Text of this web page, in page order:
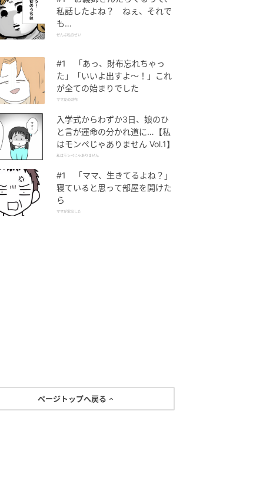
私話したよね？ ねぇ、それで
も…
ぜんぶ私のせい
#1 「あっ、財布忘れちゃっ
た」「いいよ出すよ〜！」これ
が全ての始まりでした
ママ友の財布
入学式からわずか3日、娘のひ
と言が運命の分かれ道に…【私
はモンペじゃありません Vol.1】
私はモンペじゃありません
#1 「ママ、生きてるよね？」
寝ていると思って部屋を開けた
ら
ママが家出した
ページトップへ戻る